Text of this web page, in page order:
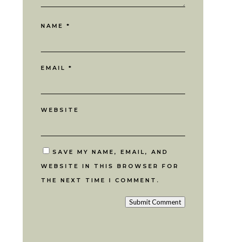
NAME *
EMAIL *
WEBSITE
SAVE MY NAME, EMAIL, AND
WEBSITE IN THIS BROWSER FOR
THE NEXT TIME I COMMENT.
Submit Comment